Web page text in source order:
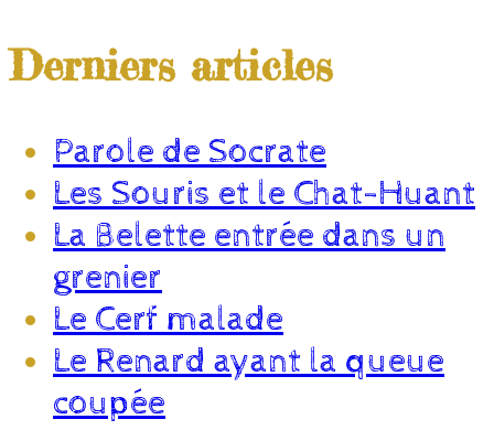
Derniers articles
Parole de Socrate
Les Souris et le Chat-Huant
La Belette entrée dans un
grenier
Le Cerf malade
Le Renard ayant la queue
coupée